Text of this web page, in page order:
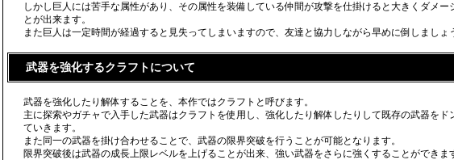
しかし巨人には苦手な属性があり、その属性を装備している仲間が攻撃を仕掛けると大きくダメー
とが出来ます。
また巨人は一定時間が経過すると見失ってしまいますので、友達と協力しながら早めに倒しましょ
武器を強化するクラフトについて
武器を強化したり解体することを、本作ではクラフトと呼びます。
主に探索やガチャで入手した武器はクラフトを使用し、強化したり解体したりして既存の武器をド
ていきます。
また同一の武器を掛け合わせることで、武器の限界突破を行うことが可能となります。
限界突破後は武器の成長上限レベルを上げることが出来、強い武器をさらに強くすることができま